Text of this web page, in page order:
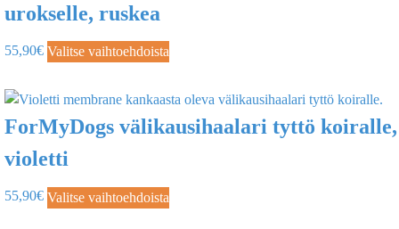
urokselle, ruskea
55,90€ Valitse vaihtoehdoista
ForMyDogs välikausihaalari tyttö koiralle,
violetti
55,90€ Valitse vaihtoehdoista